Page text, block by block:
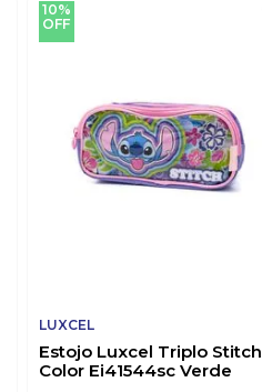
10%
OFF
LUXCEL
Estojo Luxcel Triplo Stitch
Color Ei41544sc Verde